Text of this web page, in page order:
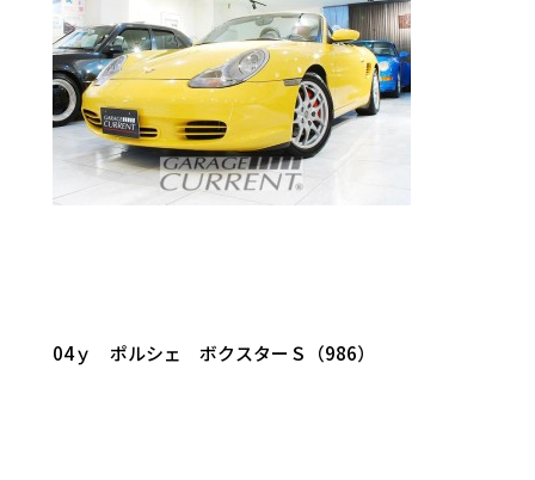
04ｙ ポルシェ ボクスターＳ（986）